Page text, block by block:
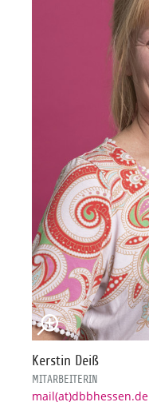
Kerstin Deiß
MITARBEITERIN
mail(at)dbbhessen.de